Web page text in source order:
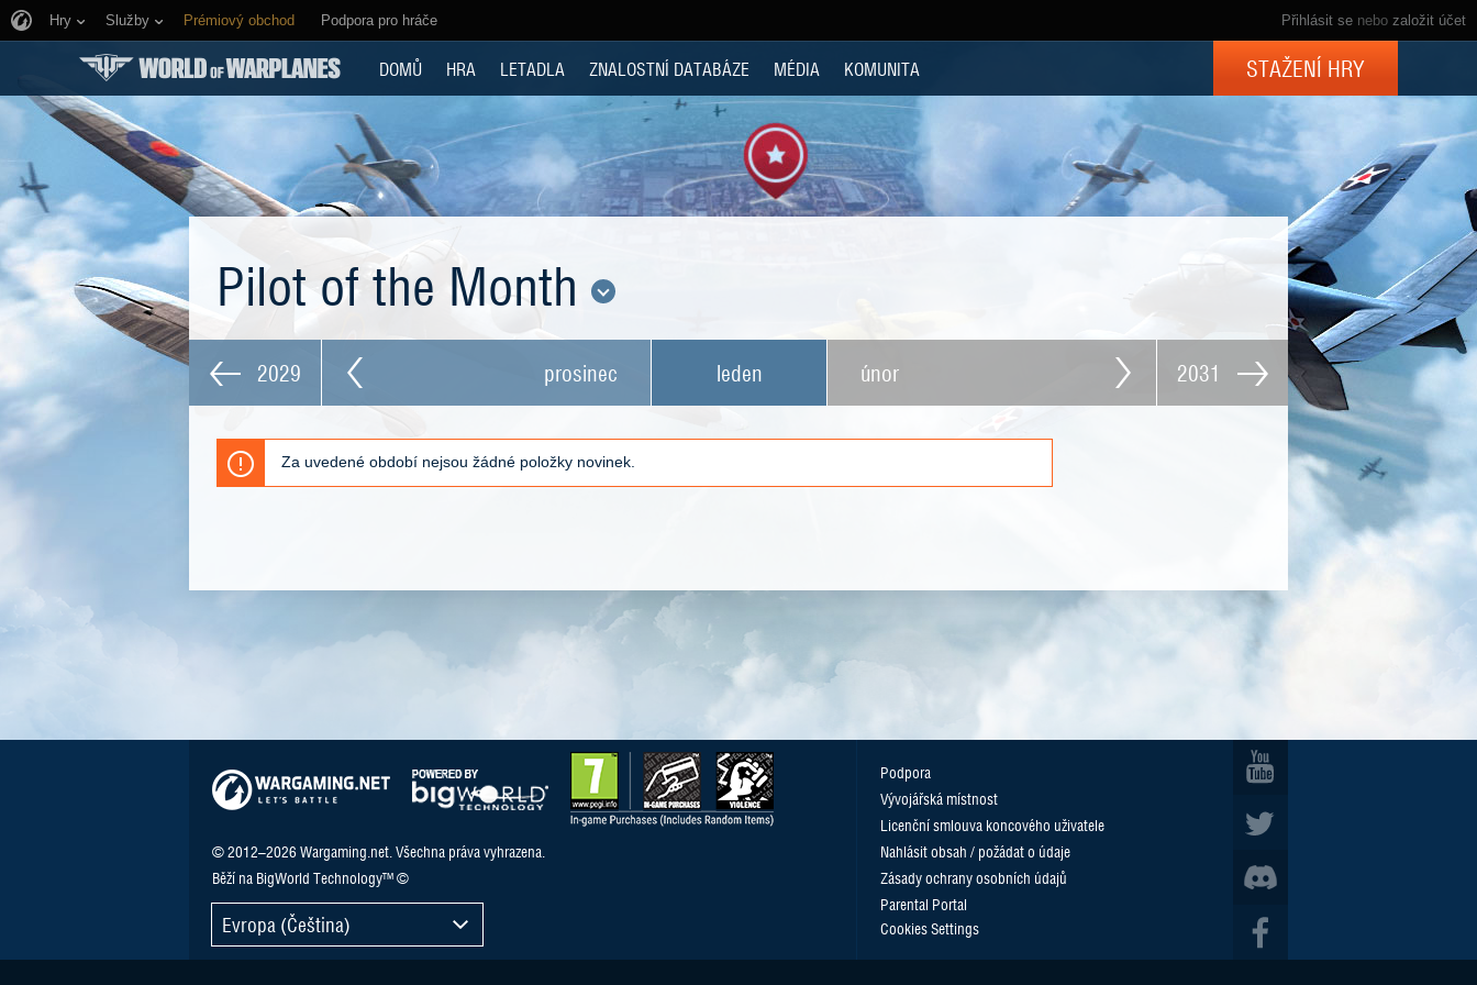
Přihlásit se nebo založit účet
Hry Služby Prémiový obchod Podpora pro hráče
DOMŮ HRA LETADLA ZNALOSTNÍ DATABÁZE MÉDIA KOMUNITA STAŽENÍ HRY
Pilot of the Month
2029 prosinec leden únor 2031
Za uvedené období nejsou žádné položky novinek.
© 2012–2026 Wargaming.net. Všechna práva vyhrazena.
Běží na BigWorld Technology™ ©
Evropa (Čeština)
Podpora
Vývojářská místnost
Licenční smlouva koncového uživatele
Nahlásit obsah / požádat o údaje
Zásady ochrany osobních údajů
Parental Portal
Cookies Settings